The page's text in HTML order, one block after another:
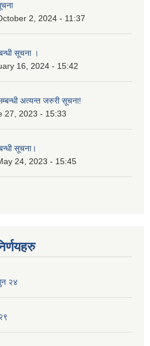
2, 2024 - 11:37
सूचना ।
16, 2024 - 15:42
अत्यन्त जरुरी सूचना!
27, 2023 - 15:33
सूचना।
24, 2023 - 15:45
२४